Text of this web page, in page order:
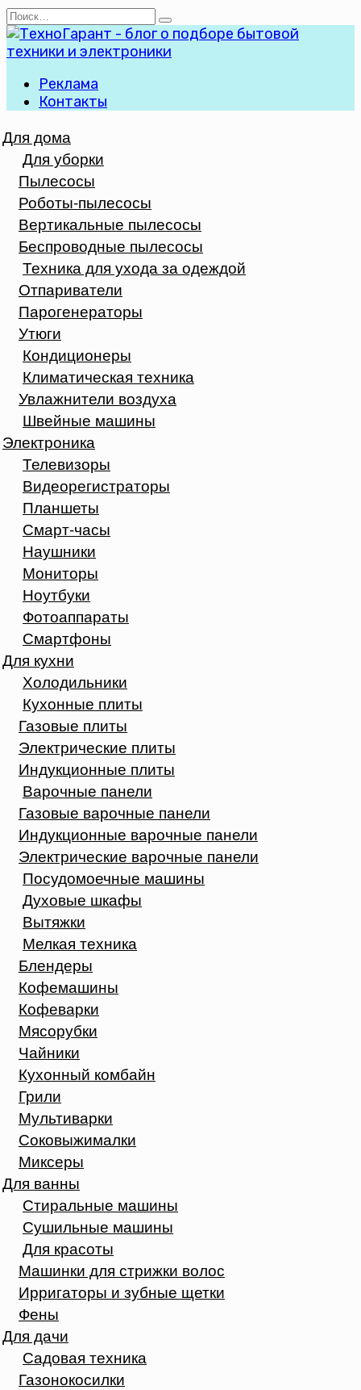
Перейти
к
содержанию
Search
for:
Реклама
Контакты
Для дома
Для уборки
Пылесосы
Роботы-пылесосы
Вертикальные пылесосы
Беспроводные пылесосы
Техника для ухода за одеждой
Отпариватели
Парогенераторы
Утюги
Кондиционеры
Климатическая техника
Увлажнители воздуха
Швейные машины
Электроника
Телевизоры
Видеорегистраторы
Планшеты
Смарт-часы
Наушники
Мониторы
Ноутбуки
Фотоаппараты
Смартфоны
Для кухни
Холодильники
Кухонные плиты
Газовые плиты
Электрические плиты
Индукционные плиты
Варочные панели
Газовые варочные панели
Индукционные варочные панели
Электрические варочные панели
Посудомоечные машины
Духовые шкафы
Вытяжки
Мелкая техника
Блендеры
Кофемашины
Кофеварки
Мясорубки
Чайники
Кухонный комбайн
Грили
Мультиварки
Соковыжималки
Миксеры
Для ванны
Стиральные машины
Сушильные машины
Для красоты
Машинки для стрижки волос
Ирригаторы и зубные щетки
Фены
Для дачи
Садовая техника
Газонокосилки